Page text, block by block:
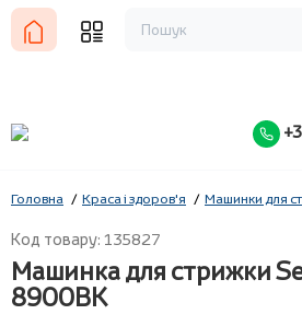
Головна Краса і здоров'я Машинки для
Код товару: 135827
Машинка для стрижки
8900BK